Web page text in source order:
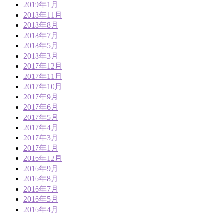
2019年1月
2018年11月
2018年8月
2018年7月
2018年5月
2018年3月
2017年12月
2017年11月
2017年10月
2017年9月
2017年6月
2017年5月
2017年4月
2017年3月
2017年1月
2016年12月
2016年9月
2016年8月
2016年7月
2016年5月
2016年4月